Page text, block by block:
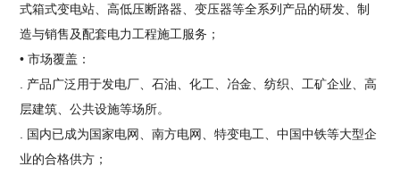
式箱式变电站、高低压断路器、变压器等全系列产品的研发、制
造与销售及配套电力工程施工服务；
• 市场覆盖：
. 产品广泛用于发电厂、石油、化工、冶金、纺织、工矿企业、高
层建筑、公共设施等场所。
. 国内已成为国家电网、南方电网、特变电工、中国中铁等大型企
业的合格供方；